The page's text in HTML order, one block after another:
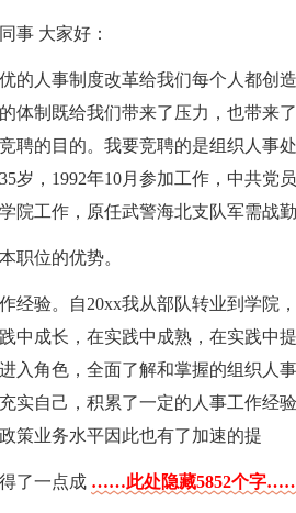
事 大家好：
的人事制度改革给我们每个人都创
体制既给我们带来了压力，也带来
聘的目的。我要竞聘的是组织人事
岁，1992年10月参加工作，中共党
院工作，原任武警海北支队军需战勤
职位的优势。
经验。自20xx我从部队转业到学院
中成长，在实践中成熟，在实践中
入角色，全面了解和掌握的组织人
实自己，积累了一定的人事工作经
策业务水平因此也有了加速的提
了一点成 ……此处隐藏5852个字